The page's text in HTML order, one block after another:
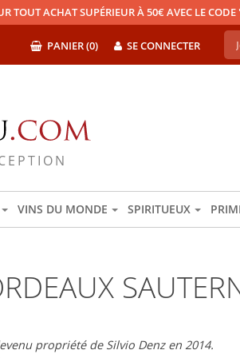
TOUT ACHAT SUPÉRIEUR À 50€ AVEC LE
SE CONNECTER
PANIER (0)
VINS DU MONDE SPIRITUEUX
propriété de Silvio Denz en 2014.